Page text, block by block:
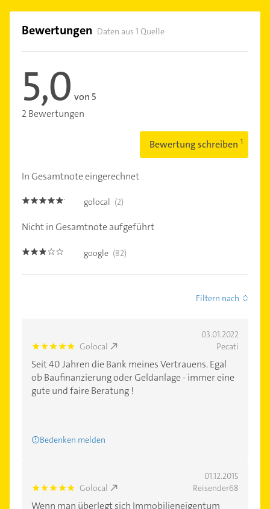
Bewertungen Daten aus 1 Quelle
5,0 von 5
2 Bewertungen
Bewertung schreiben
In Gesamtnote eingerechnet
5.0 golocal (2)
Nicht in Gesamtnote aufgeführt
3.0 google (82)
Filtern nach
03.01.2022
5.0 Golocal Pecati
Seit 40 Jahren die Bank meines Vertrauens. Egal
ob Baufinanzierung oder Geldanlage - immer eine
gute und faire Beratung !
Bedenken melden
01.12.2015
5.0 Golocal Reisender68
Wenn man überlegt sich Immobilieneigentum